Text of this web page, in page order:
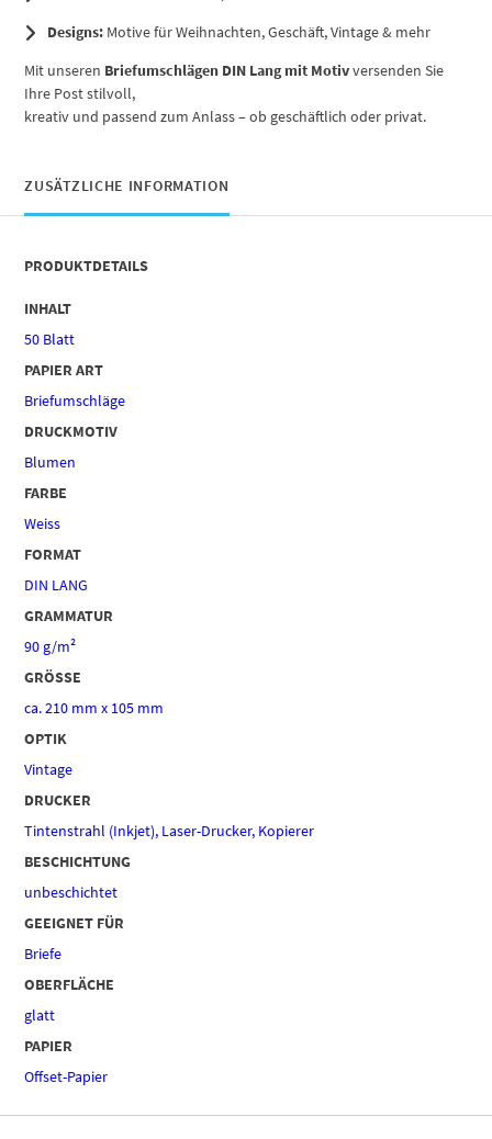
Designs: Motive für Weihnachten, Geschäft, Vintage & mehr
Mit unseren Briefumschlägen DIN Lang mit Motivversenden Sie
Ihre Post stilvoll,
kreativ und passend zum Anlass – ob geschäftlich oder privat.
ZUSÄTZLICHE INFORMATION
PRODUKTDETAILS
INHALT
50 Blatt
PAPIER ART
Briefumschläge
DRUCKMOTIV
Blumen
FARBE
Weiss
FORMAT
DIN LANG
GRAMMATUR
90 g/m²
GRÖSSE
ca. 210 mm x 105 mm
OPTIK
Vintage
DRUCKER
Tintenstrahl (Inkjet), Laser-Drucker, Kopierer
BESCHICHTUNG
unbeschichtet
GEEIGNET FÜR
Briefe
OBERFLÄCHE
glatt
PAPIER
Offset-Papier